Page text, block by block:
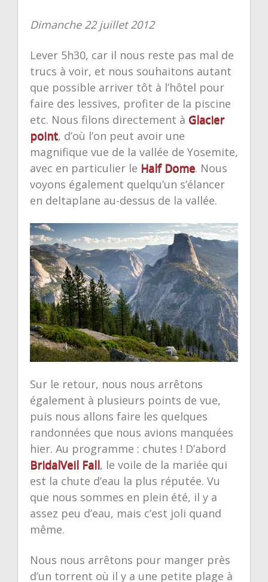
Dimanche 22 juillet 2012
Lever 5h30, car il nous reste pas mal de
trucs à voir, et nous souhaitons autant
que possible arriver tôt à l’hôtel pour
faire des lessives, profiter de la piscine
etc. Nous filons directement à Glacier
point, d’où l’on peut avoir une
magnifique vue de la vallée de Yosemite,
avec en particulier le Half Dome. Nous
voyons également quelqu’un s’élancer
en deltaplane au-dessus de la vallée.
Sur le retour, nous nous arrêtons
également à plusieurs points de vue,
puis nous allons faire les quelques
randonnées que nous avions manquées
hier. Au programme : chutes ! D’abord
BridalVeil Fall, le voile de la mariée qui
est la chute d’eau la plus réputée. Vu
que nous sommes en plein été, il y a
assez peu d’eau, mais c’est joli quand
même.
Nous nous arrêtons pour manger près
d’un torrent où il y a une petite plage à